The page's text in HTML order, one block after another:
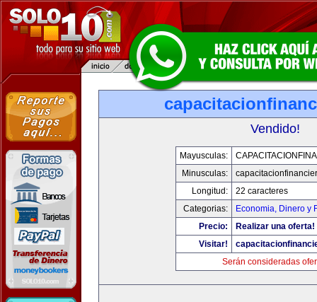
Vendido!
Mayusculas:
Minusculas:
Longitud:
22 caracteres
Categorias:
Economia, Dinero y
Precio:
Realizar una oferta!
Visitar!
Serán consideradas